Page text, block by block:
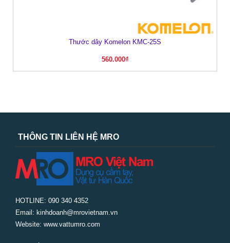
Thước dây Komelon KMC-25S
560.000₫
THÔNG TIN LIÊN HỆ MRO
HOTLINE: 090 340 4352
Email: kinhdoanh@mrovietnam.vn
Website: www.vattumro.com